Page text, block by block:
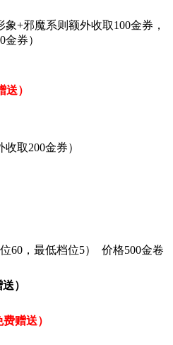
+邪魔系则额外收取100金券，
券）
）
取200金券）
60，最低档位5） 价格500金卷
）
赠送）